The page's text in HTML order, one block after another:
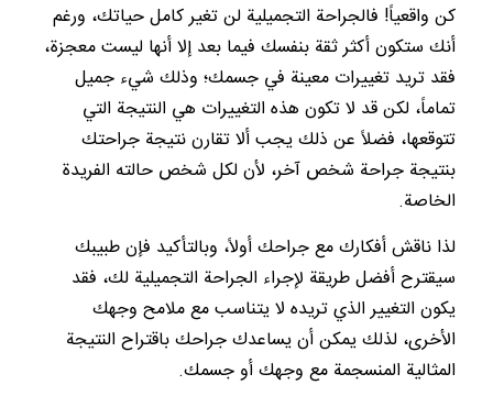
كن واقعياً! فالجراحة التجميلية لن تغير كامل حياتك، ورغم
أنك ستكون أكثر ثقة بنفسك فيما بعد إلا أنها ليست معجزة،
فقد تريد تغييرات معينة في جسمك؛ وذلك شيء جميل
تماماً، لكن قد لا تكون هذه التغييرات هي النتيجة التي
تتوقعها، فضلاً عن ذلك يجب ألا تقارن نتيجة جراحتك
بنتيجة جراحة شخص آخر، لأن لكل شخص حالته الفريدة
الخاصة.
لذا ناقش أفكارك مع جراحك أولاً، وبالتأكيد فإن طبيبك
سيقترح أفضل طريقة لإجراء الجراحة التجميلية لك، فقد
يكون التغيير الذي تريده لا يتناسب مع ملامح وجهك
الأخرى، لذلك يمكن أن يساعدك جراحك باقتراح النتيجة
المثالية المنسجمة مع وجهك أو جسمك.